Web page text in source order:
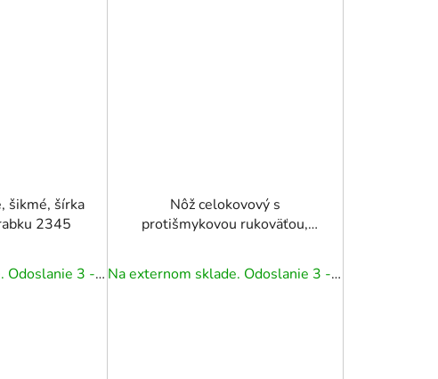
šikmé, šírka
2345
Na externom sklade. Odoslanie 3 - 5 prac. dní.
Nôž celokovový s
protišmykovou rukoväťou,
čepeľ s aretáciou
Na externom sklade. Odoslanie 3 - 5 prac. dní.